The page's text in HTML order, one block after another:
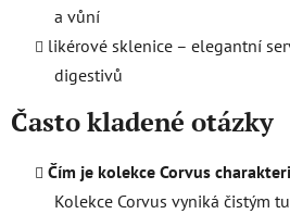
a vůní
likérové sklenice – elegantní
digestivů
Často kladené otázky
Čím je kolekce Corvus
Kolekce Corvus vyniká čistým